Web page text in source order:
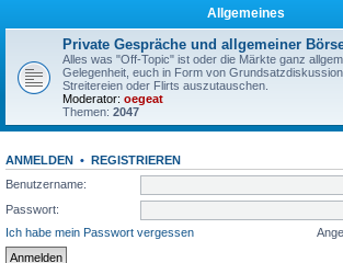
Allgemeines
Private Gespräche und allgemeiner
Alles was "Off-Topic" ist oder die Märkte ganz
Gelegenheit, euch in Form von
Streitereien oder Flirts auszutauschen.
Moderator: oegeat
Themen: 2047
ANMELDEN • REGISTRIEREN
Benutzername:
Passwort:
Ich habe mein Passwort vergessen